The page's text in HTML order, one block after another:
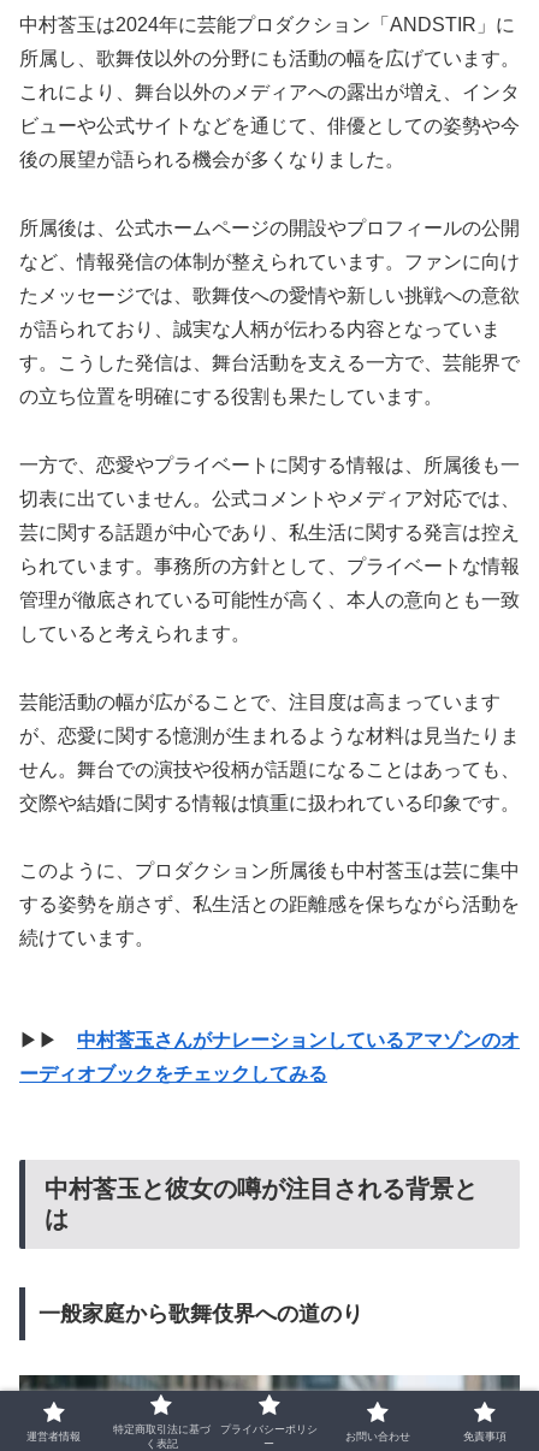
中村莟玉は2024年に芸能プロダクション「ANDSTIR」に
所属し、歌舞伎以外の分野にも活動の幅を広げています。
これにより、舞台以外のメディアへの露出が増え、インタ
ビューや公式サイトなどを通じて、俳優としての姿勢や今
後の展望が語られる機会が多くなりました。
所属後は、公式ホームページの開設やプロフィールの公開
など、情報発信の体制が整えられています。ファンに向け
たメッセージでは、歌舞伎への愛情や新しい挑戦への意欲
が語られており、誠実な人柄が伝わる内容となっていま
す。こうした発信は、舞台活動を支える一方で、芸能界で
の立ち位置を明確にする役割も果たしています。
一方で、恋愛やプライベートに関する情報は、所属後も一
切表に出ていません。公式コメントやメディア対応では、
芸に関する話題が中心であり、私生活に関する発言は控え
られています。事務所の方針として、プライベートな情報
管理が徹底されている可能性が高く、本人の意向とも一致
していると考えられます。
芸能活動の幅が広がることで、注目度は高まっています
が、恋愛に関する憶測が生まれるような材料は見当たりま
せん。舞台での演技や役柄が話題になることはあっても、
交際や結婚に関する情報は慎重に扱われている印象です。
このように、プロダクション所属後も中村莟玉は芸に集中
する姿勢を崩さず、私生活との距離感を保ちながら活動を
続けています。
▶▶ 中村莟玉さんがナレーションしているアマゾンのオ
ーディオブックをチェックしてみる
中村莟玉と彼女の噂が注目される背景と
は
一般家庭から歌舞伎界への道のり
運営者情報
特定商取引法に基づ
く表記
プライバシーポリシ
ー
お問い合わせ 免責事項